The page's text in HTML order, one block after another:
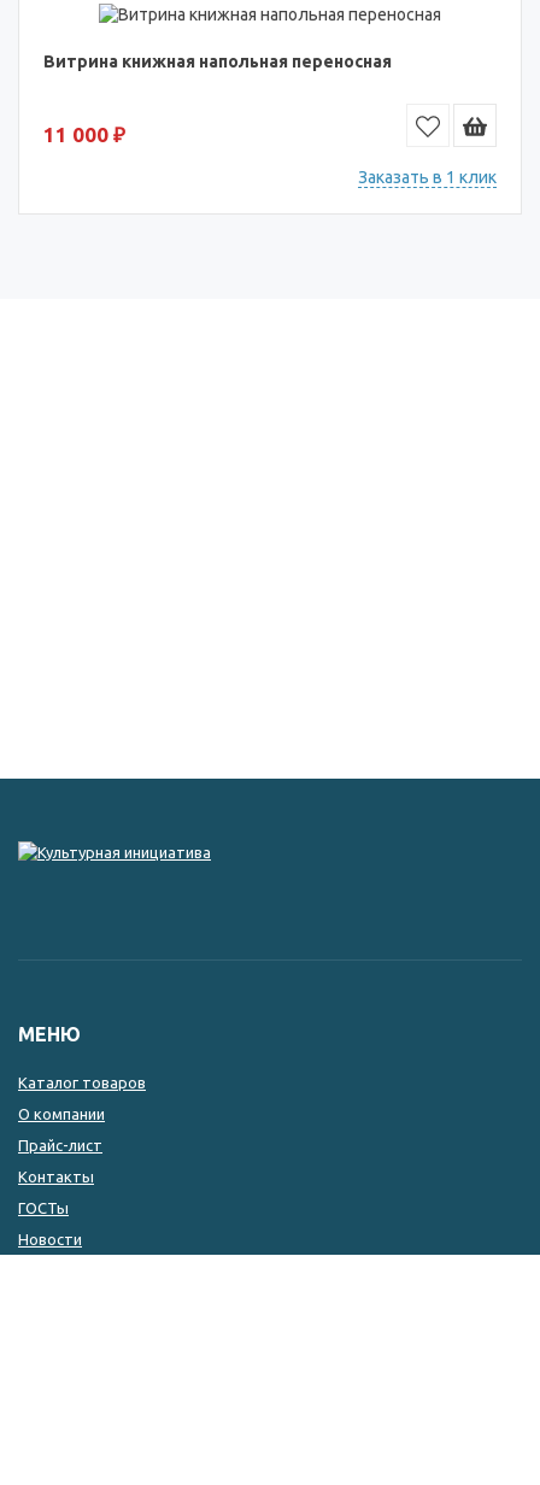
Витрина книжная напольная переносная
11 000 ₽
Заказать в 1 клик
МЕНЮ
Каталог товаров
О компании
Прайс-лист
Контакты
ГОСТы
Новости